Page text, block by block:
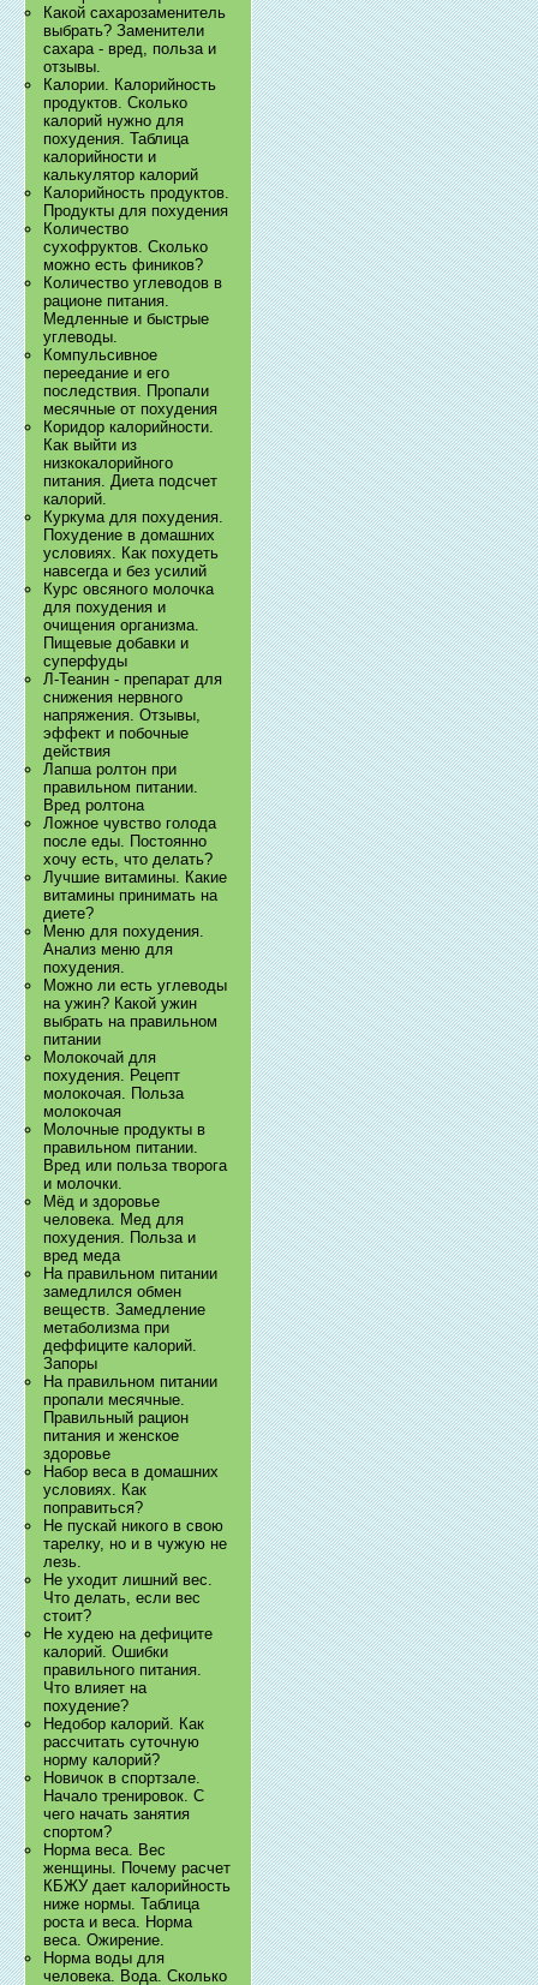
Какой сахарозаменитель
выбрать? Заменители
сахара - вред, польза и
отзывы.
Калории. Калорийность
продуктов. Сколько
калорий нужно для
похудения. Таблица
калорийности и
калькулятор калорий
Калорийность продуктов.
Продукты для похудения
Количество
сухофруктов. Сколько
можно есть фиников?
Количество углеводов в
рационе питания.
Медленные и быстрые
углеводы.
Компульсивное
переедание и его
последствия. Пропали
месячные от похудения
Коридор калорийности.
Как выйти из
низкокалорийного
питания. Диета подсчет
калорий.
Куркума для похудения.
Похудение в домашних
условиях. Как похудеть
навсегда и без усилий
Курс овсяного молочка
для похудения и
очищения организма.
Пищевые добавки и
суперфуды
Л-Теанин - препарат для
снижения нервного
напряжения. Отзывы,
эффект и побочные
действия
Лапша ролтон при
правильном питании.
Вред ролтона
Ложное чувство голода
после еды. Постоянно
хочу есть, что делать?
Лучшие витамины. Какие
витамины принимать на
диете?
Меню для похудения.
Анализ меню для
похудения.
Можно ли есть углеводы
на ужин? Какой ужин
выбрать на правильном
питании
Молокочай для
похудения. Рецепт
молокочая. Польза
молокочая
Молочные продукты в
правильном питании.
Вред или польза творога
и молочки.
Мёд и здоровье
человека. Мед для
похудения. Польза и
вред меда
На правильном питании
замедлился обмен
веществ. Замедление
метаболизма при
деффиците калорий.
Запоры
На правильном питании
пропали месячные.
Правильный рацион
питания и женское
здоровье
Набор веса в домашних
условиях. Как
поправиться?
Не пускай никого в свою
тарелку, но и в чужую не
лезь.
Не уходит лишний вес.
Что делать, если вес
стоит?
Не худею на дефиците
калорий. Ошибки
правильного питания.
Что влияет на
похудение?
Недобор калорий. Как
рассчитать суточную
норму калорий?
Новичок в спортзале.
Начало тренировок. С
чего начать занятия
спортом?
Норма веса. Вес
женщины. Почему расчет
КБЖУ дает калорийность
ниже нормы. Таблица
роста и веса. Норма
веса. Ожирение.
Норма воды для
человека. Вода. Сколько